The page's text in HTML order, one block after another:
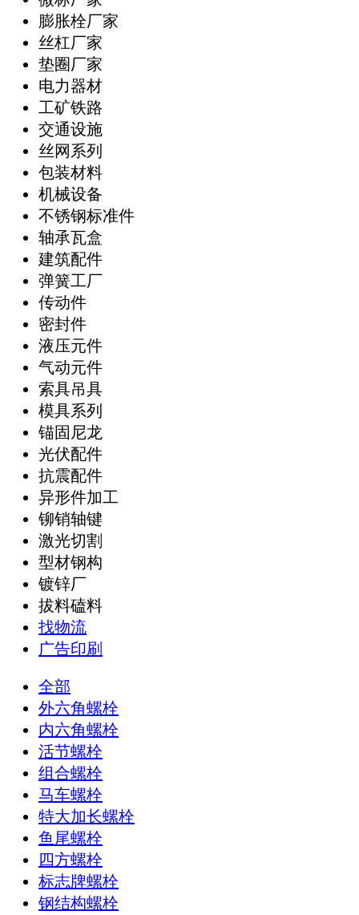
膨胀栓厂家
丝杠厂家
垫圈厂家
电力器材
工矿铁路
交通设施
丝网系列
包装材料
机械设备
不锈钢标准件
轴承瓦盒
建筑配件
弹簧工厂
传动件
密封件
液压元件
气动元件
索具吊具
模具系列
锚固尼龙
光伏配件
抗震配件
异形件加工
铆销轴键
激光切割
型材钢构
镀锌厂
拔料磕料
找物流
广告印刷
全部
外六角螺栓
内六角螺栓
活节螺栓
组合螺栓
马车螺栓
特大加长螺栓
鱼尾螺栓
四方螺栓
标志牌螺栓
钢结构螺栓